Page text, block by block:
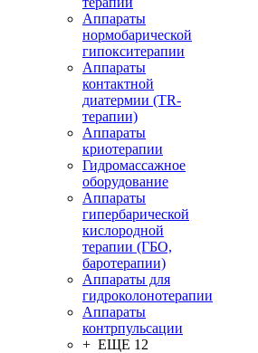
Аппараты
нормобарической
гипокситерапии
Аппараты
контактной
диатермии (TR-
терапии)
Аппараты
криотерапии
Гидромассажное
оборудование
Аппараты
гипербарической
кислородной
терапии (ГБО,
баротерапии)
Аппараты для
гидроколонотерапии
Аппараты
контрпульсации
+ ЕЩЕ 12